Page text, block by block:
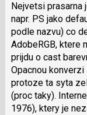
Nejvetsi prasarna
napr. PS jako
podle nazvu) co
AdobeRGB, ktere
prijdu o cast
Opacnou konverzi
protoze ta syta
(proc taky).
1976), ktery je